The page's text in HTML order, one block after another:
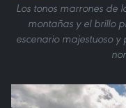
Los tonos marrones de
montañas y el brillo
escenario majestuoso